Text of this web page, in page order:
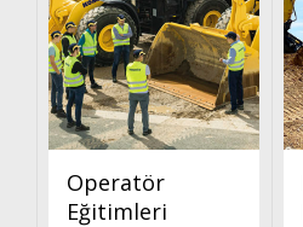
Operatör
Eğitimleri